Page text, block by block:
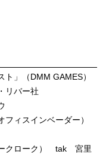
」（DMM GAMES）
リバー社
ィスインベーダー）
クローク） tak 宮里